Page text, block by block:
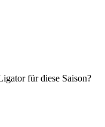
für diese Saison?